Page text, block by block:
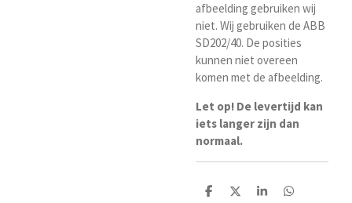
afbeelding gebruiken wij
niet. Wij gebruiken de ABB
SD202/40. De posities
kunnen niet overeen
komen met de afbeelding.
Let op! De levertijd kan
iets langer zijn dan
normaal.
D
D
S
D